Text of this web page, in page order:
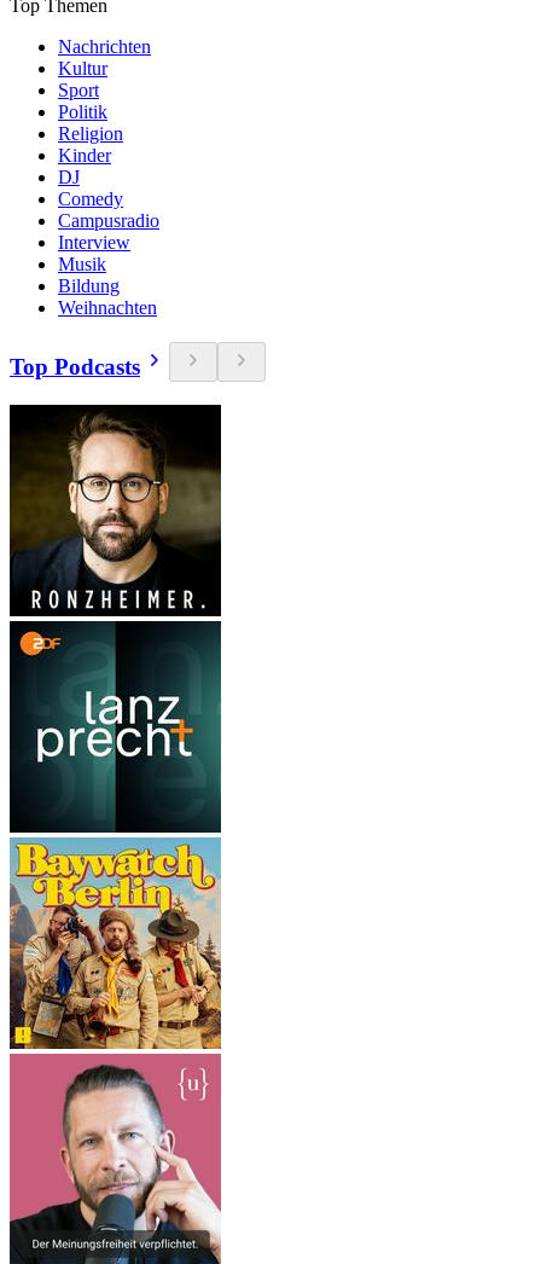
Top Themen
Nachrichten
Kultur
Sport
Politik
Religion
Kinder
DJ
Comedy
Campusradio
Interview
Musik
Bildung
Weihnachten
Top Podcasts